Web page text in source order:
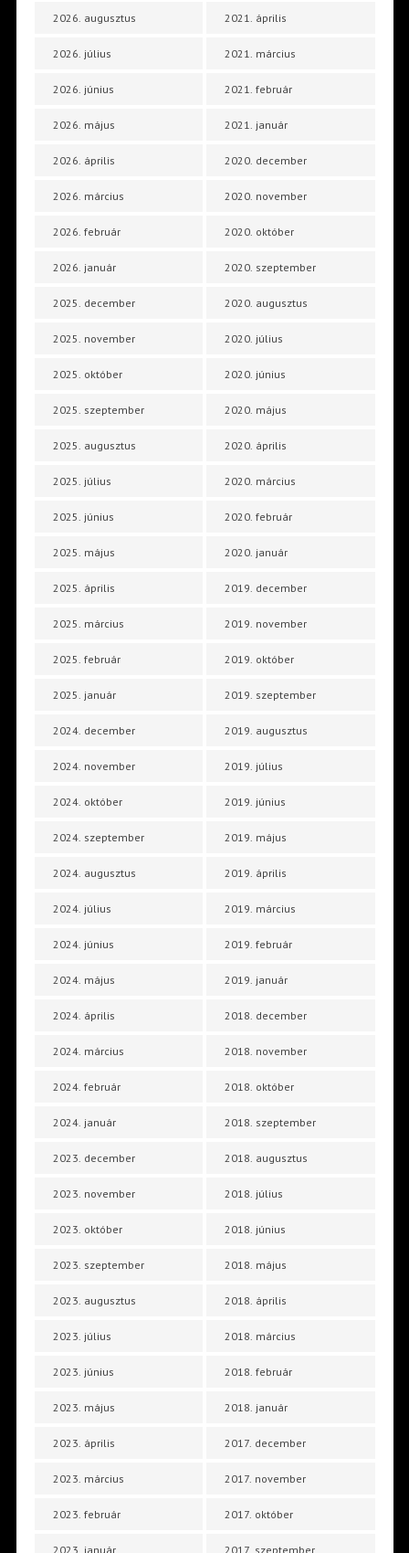
2026. augusztus
2026. július
2026. június
2026. május
2026. április
2026. március
2026. február
2026. január
2025. december
2025. november
2025. október
2025. szeptember
2025. augusztus
2025. július
2025. június
2025. május
2025. április
2025. március
2025. február
2025. január
2024. december
2024. november
2024. október
2024. szeptember
2024. augusztus
2024. július
2024. június
2024. május
2024. április
2024. március
2024. február
2024. január
2023. december
2023. november
2023. október
2023. szeptember
2023. augusztus
2023. július
2023. június
2023. május
2023. április
2023. március
2023. február
2023. január
2021. április
2021. március
2021. február
2021. január
2020. december
2020. november
2020. október
2020. szeptember
2020. augusztus
2020. július
2020. június
2020. május
2020. április
2020. március
2020. február
2020. január
2019. december
2019. november
2019. október
2019. szeptember
2019. augusztus
2019. július
2019. június
2019. május
2019. április
2019. március
2019. február
2019. január
2018. december
2018. november
2018. október
2018. szeptember
2018. augusztus
2018. július
2018. június
2018. május
2018. április
2018. március
2018. február
2018. január
2017. december
2017. november
2017. október
2017. szeptember